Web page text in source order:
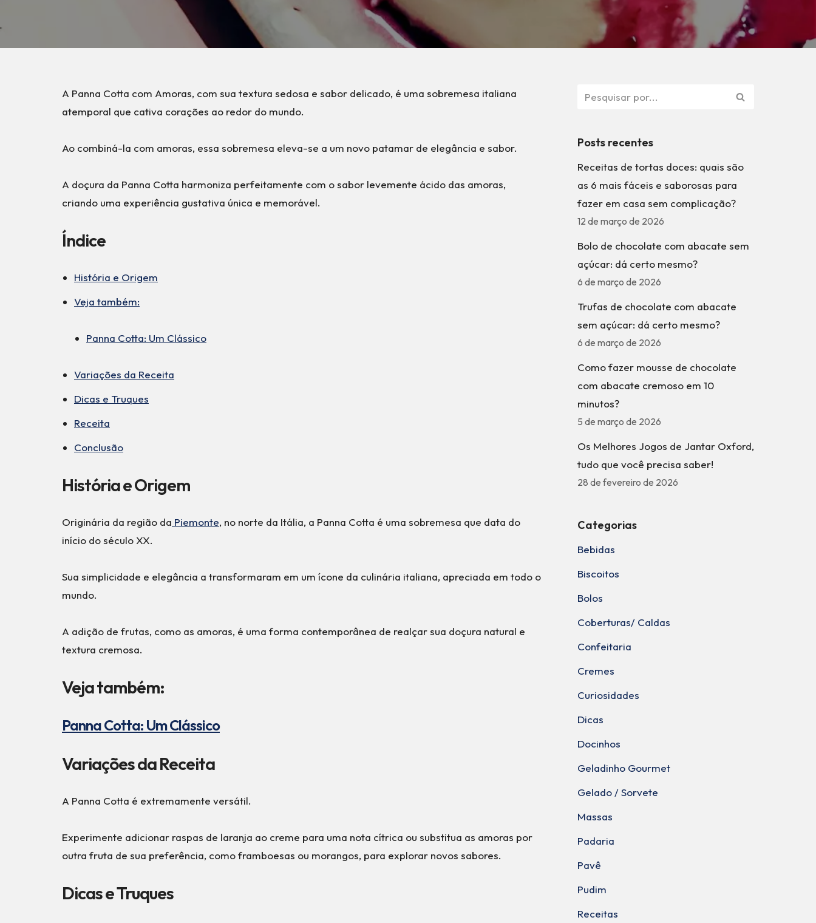
A Panna Cotta com Amoras, com sua textura sedosa e sabor delicado, é uma sobremesa italiana
atemporal que cativa corações ao redor do mundo.
Ao combiná-la com amoras, essa sobremesa eleva-se a um novo patamar de elegância e sabor.
A doçura da Panna Cotta harmoniza perfeitamente com o sabor levemente ácido das amoras,
criando uma experiência gustativa única e memorável.
Índice
História e Origem
Veja também:
Panna Cotta: Um Clássico
Variações da Receita
Dicas e Truques
Receita
Conclusão
História e Origem
Originária da região da Piemonte, no norte da Itália, a Panna Cotta é uma sobremesa que data do
início do século XX.
Sua simplicidade e elegância a transformaram em um ícone da culinária italiana, apreciada em todo o
mundo.
A adição de frutas, como as amoras, é uma forma contemporânea de realçar sua doçura natural e
textura cremosa.
Veja também:
Panna Cotta: Um Clássico
Variações da Receita
A Panna Cotta é extremamente versátil.
Experimente adicionar raspas de laranja ao creme para uma nota cítrica ou substitua as amoras por
outra fruta de sua preferência, como framboesas ou morangos, para explorar novos sabores.
Dicas e Truques
Posts recentes
Receitas de tortas doces: quais são
as 6 mais fáceis e saborosas para
fazer em casa sem complicação?
12 de março de 2026
Bolo de chocolate com abacate sem
açúcar: dá certo mesmo?
6 de março de 2026
Trufas de chocolate com abacate
sem açúcar: dá certo mesmo?
6 de março de 2026
Como fazer mousse de chocolate
com abacate cremoso em 10
minutos?
5 de março de 2026
Os Melhores Jogos de Jantar Oxford,
tudo que você precisa saber!
28 de fevereiro de 2026
Categorias
Bebidas
Biscoitos
Bolos
Coberturas/ Caldas
Confeitaria
Cremes
Curiosidades
Dicas
Docinhos
Geladinho Gourmet
Gelado / Sorvete
Massas
Padaria
Pavê
Pudim
Receitas